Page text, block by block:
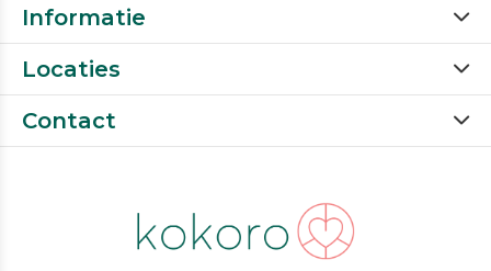
Informatie
Locaties
Contact